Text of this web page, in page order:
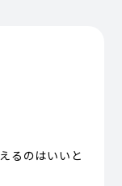
るのはいいと